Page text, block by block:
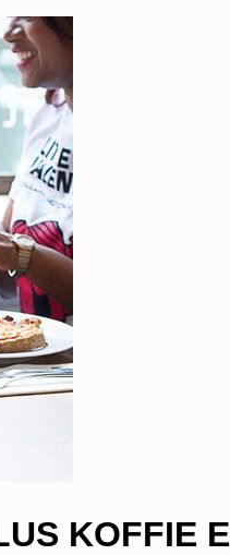
KOFFIE